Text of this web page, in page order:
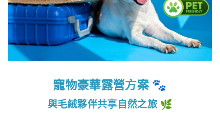
寵物豪華露營方案 🐾
與毛絨夥伴共享自然之旅🌿